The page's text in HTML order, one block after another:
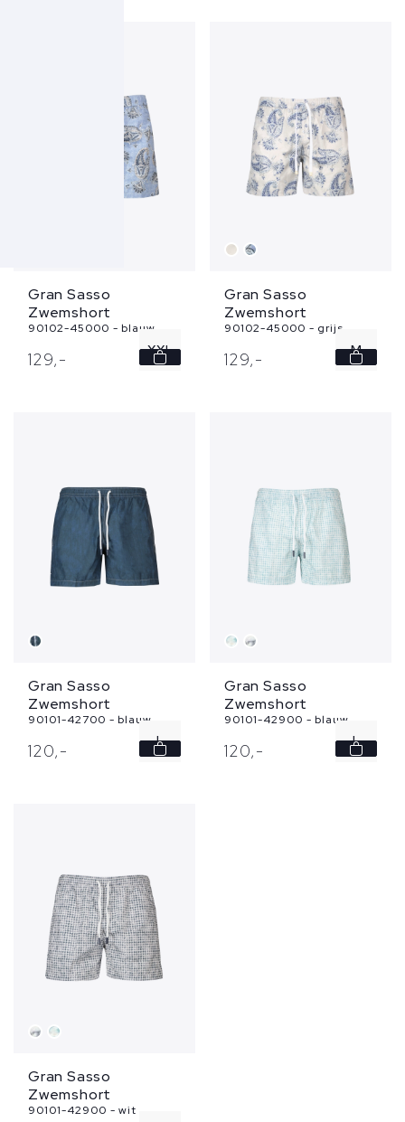
Gran Sasso
Zwemshort
90102-45000 - blauw
129,- XXL
Gran Sasso
Zwemshort
90102-45000 - grijs
129,- M
Gran Sasso
Zwemshort
90101-42700 - blauw
120,- L
Gran Sasso
Zwemshort
90101-42900 - blauw
120,- L
Gran Sasso
Zwemshort
90101-42900 - wit